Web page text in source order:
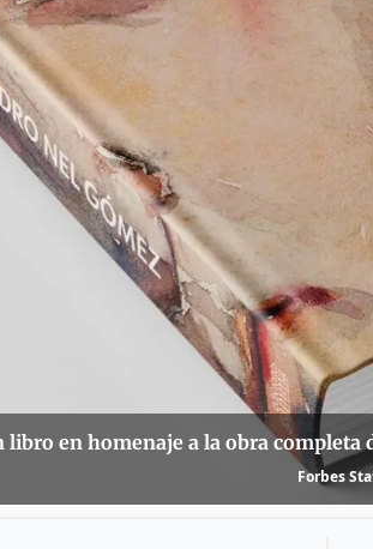
libro en homenaje a la obra completa
Forbes